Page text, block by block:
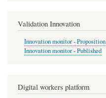
Validation Innovation
Innovation monitor - Proposition
Innovation monitor - Published
Digital workers platform